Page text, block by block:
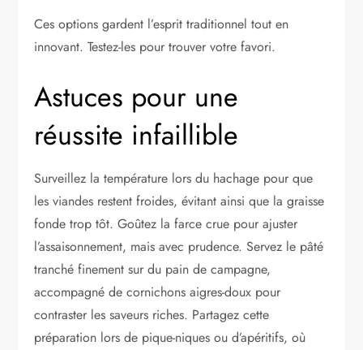
Ces options gardent l’esprit traditionnel tout en
innovant. Testez-les pour trouver votre favori.
Astuces pour une
réussite infaillible
Surveillez la température lors du hachage pour que
les viandes restent froides, évitant ainsi que la graisse
fonde trop tôt. Goûtez la farce crue pour ajuster
l’assaisonnement, mais avec prudence. Servez le pâté
tranché finement sur du pain de campagne,
accompagné de cornichons aigres-doux pour
contraster les saveurs riches. Partagez cette
préparation lors de pique-niques ou d’apéritifs, où